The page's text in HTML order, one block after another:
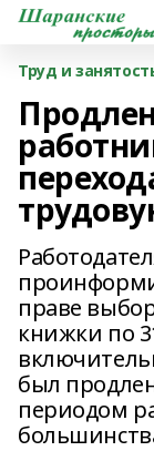
Труд и
праве
книжки по
был
периодом